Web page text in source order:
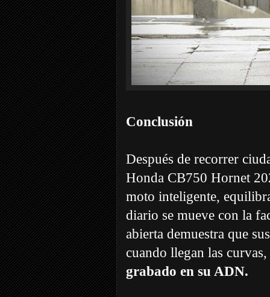
Conclusión
Después de recorrer
Honda CB750 Hornet
moto inteligente,
diario se mueve con la
abierta demuestra que
cuando llegan las curvas,
grabado en su ADN.